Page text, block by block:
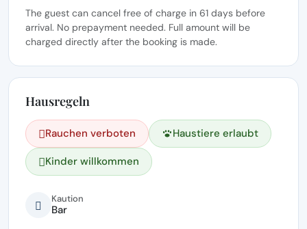
The guest can cancel free of charge in 61 days before
arrival. No prepayment needed. Full amount will be
charged directly after the booking is made.
Hausregeln
Rauchen verboten Haustiere erlaubt
Kinder willkommen
Kaution
Bar